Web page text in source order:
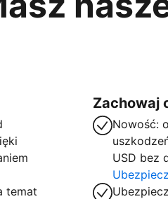
temat
Zachowaj
Nowość:
USD bez